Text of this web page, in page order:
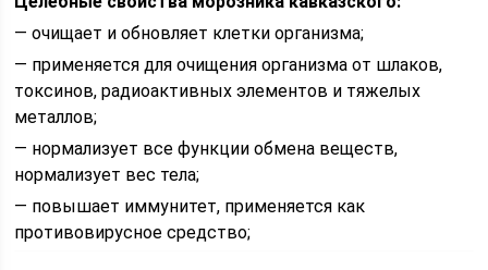
— очищает и обновляет клетки организма;
— применяется для очищения организма от шлаков,
токсинов, радиоактивных элементов и тяжелых
металлов;
— нормализует все функции обмена веществ,
нормализует вес тела;
— повышает иммунитет, применяется как
противовирусное средство;